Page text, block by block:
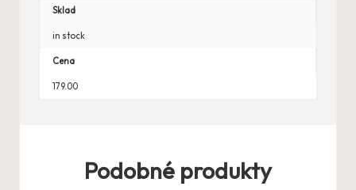
Sklad
in stock
Cena
179.00
Podobné produkty